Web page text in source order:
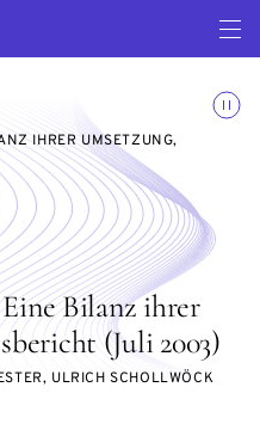
Menü
IHRER UMSETZUNG,
Bilanz ihrer
(Juli 2003)
ULRICH SCHOLLWÖCK